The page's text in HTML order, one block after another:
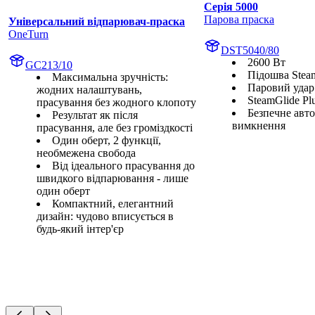
Універсальний відпарювач-праска
OneTurn
GC213/10
Максимальна зручність:
жодних налаштувань,
прасування без жодного клопоту
Результат як після
прасування, але без громіздкості
Один оберт, 2 функції,
необмежена свобода
Від ідеального прасування до
швидкого відпарювання - лише
один оберт
Компактний, елегантний
дизайн: чудово вписується в
будь-який інтер'єр
Серія 5000
Парова праска
DST5040/80
2600 Вт
Підошва
Паровий
SteamGlide
Безпечне
вимкнення